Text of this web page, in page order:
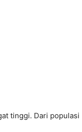
tinggi. Dari populasi